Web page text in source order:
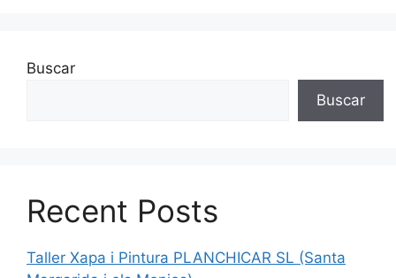
Buscar
Buscar
Recent Posts
Taller Xapa i Pintura PLANCHICAR SL (Santa